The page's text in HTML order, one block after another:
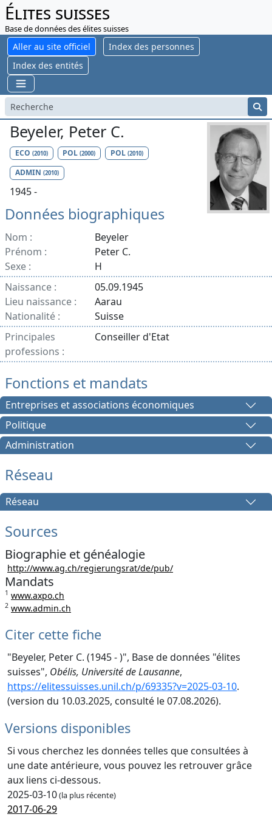
Élites suisses
Base de données des élites suisses
Aller au site officiel
Index des personnes
Index des entités
Beyeler, Peter C.
ECO (2010) POL(2000) POL (2010)
ADMIN (2010)
1945 -
Données biographiques
Nom :
Beyeler
Prénom :
Peter C.
Sexe :
H
Naissance :
05.09.1945
Lieu naissance :
Aarau
Nationalité :
Suisse
Principales
professions :
Conseiller d'Etat
Fonctions et mandats
Entreprises et associations économiques
Politique
Administration
Réseau
Réseau
Sources
Biographie et généalogie
http://www.ag.ch/regierungsrat/de/pub/
Mandats
1 www.axpo.ch
2 www.admin.ch
Citer cette fiche
"Beyeler, Peter C. (1945 - )", Base de données "élites
suisses", Obélis, Université de Lausanne,
https://elitessuisses.unil.ch/p/69335?v=2025-03-10.
(version du 10.03.2025, consulté le 07.08.2026).
Versions disponibles
Si vous cherchez les données telles que consultées à
une date antérieure, vous pouvez les retrouver grâce
aux liens ci-dessous.
2025-03-10(la plus récente)
2017-06-29